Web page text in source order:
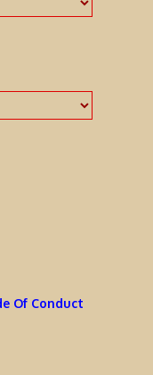
Of Conduct